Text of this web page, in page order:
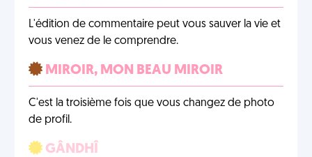
L'édition de commentaire peut vous sauver la vie et
vous venez de le comprendre.
MIROIR, MON BEAU MIROIR
C'est la troisième fois que vous changez de photo
de profil.
GÂNDHÎ